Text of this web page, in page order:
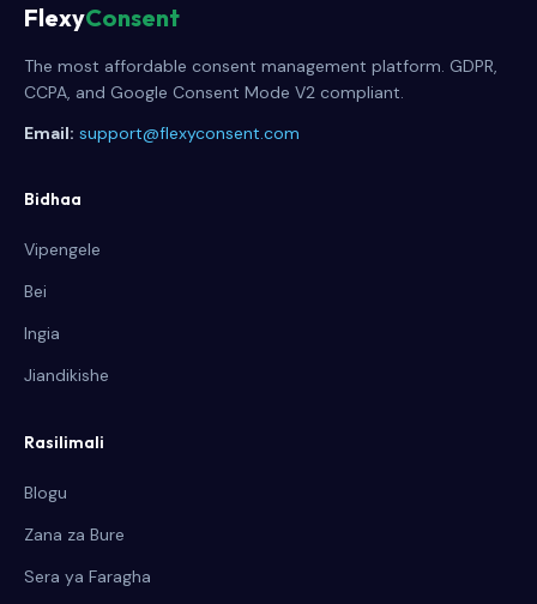
FlexyConsent
The most affordable consent management platform. GDPR,
CCPA, and Google Consent Mode V2 compliant.
Email: support@flexyconsent.com
Bidhaa
Vipengele
Bei
Ingia
Jiandikishe
Rasilimali
Blogu
Zana za Bure
Sera ya Faragha